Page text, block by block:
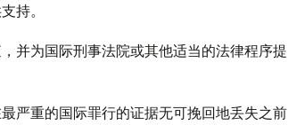
持。
并为国际刑事法院或其他适当的法律程序提
严重的国际罪行的证据无可挽回地丢失之前